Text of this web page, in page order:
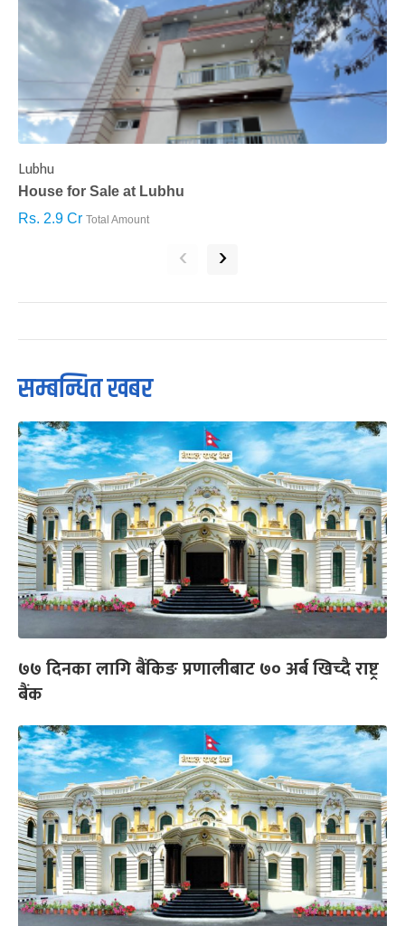
Lubhu
House for Sale at Lubhu
Rs. 2.9 Cr Total Amount
‹ ›
सम्बन्धित खबर
७७ दिनका लागि बैंकिङ प्रणालीबाट ७० अर्ब खिच्दै राष्ट्र
बैंक